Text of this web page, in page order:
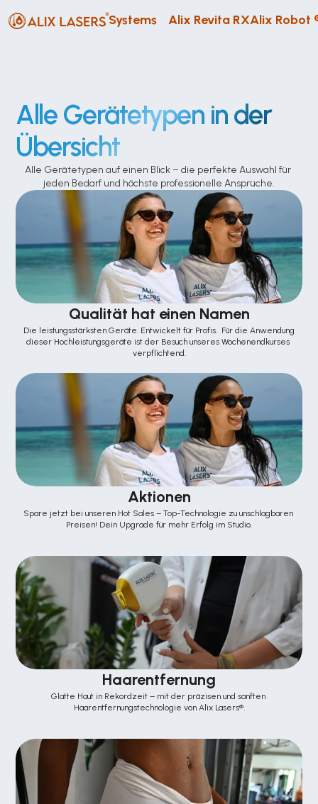
Systems Alix Revita RXAlix Robot
Alle Gerätetypen in der
Übersicht
Alle Gerätetypen auf einen Blick – die perfekte Auswahl für
jeden Bedarf und höchste professionelle Ansprüche.
Qualität hat einen Namen
dieser Hochleistungsgeräte ist der Besuch unseres Wochenendkurses
verpflichtend.
Aktionen
Spare jetzt bei unseren Hot Sales – Top-Technologie zu unschlagbaren
Preisen! Dein Upgrade für mehr Erfolg im Studio.
Haarentfernung
Glatte Haut in Rekordzeit – mit der präzisen und sanften
Haarentfernungstechnologie von Alix Lasers®.